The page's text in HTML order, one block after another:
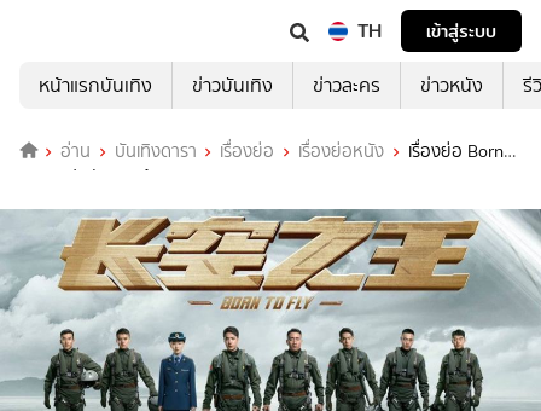
TH
เข้าสู่ระบบ
หน้าแรกบันเทิง
ข่าวบันเทิง ข่าวละคร ข่าวหนัง รี
อ่าน บันเทิงดารา เรื่องย่อ เรื่องย่อหนัง
เรื่องย่อ Born
to Fly ปฏิบัติการเจ้าเวหา